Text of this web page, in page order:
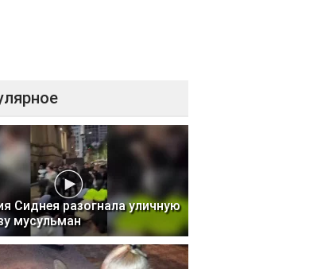
Сиднея разогнала уличную
мусульман